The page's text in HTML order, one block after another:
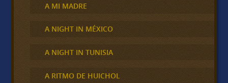
A MI MADRE
A NIGHT IN MÉXICO
A NIGHT IN TUNISIA
A RITMO DE HUICHOL